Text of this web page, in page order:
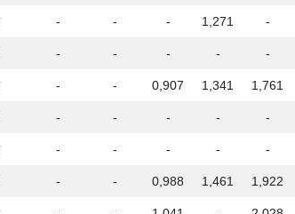
- - - 1,271 -
- - - - -
- - 0,907 1,341 1,761
- - - - -
- - - - -
- - 0,988 1,461 1,922